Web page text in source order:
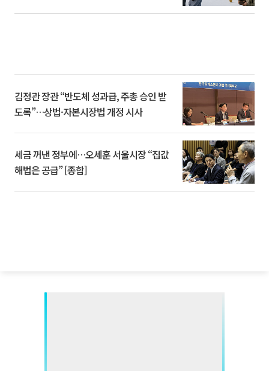
김정관 장관 “반도체 성과급, 주총 승인 받
도록”…상법·자본시장법 개정 시사
세금 꺼낸 정부에…오세훈 서울시장 “집값
해법은 공급” [종합]